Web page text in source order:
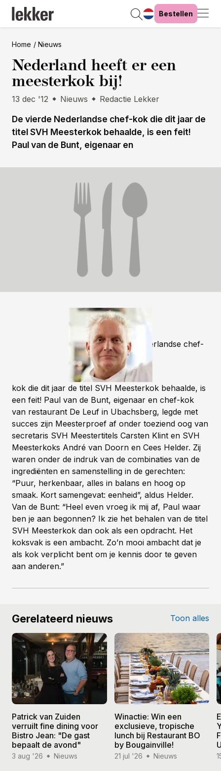
Bestellen
Home Nieuws
Nederland heeft er een
meesterkok bij!
13 dec '12 Nieuws Redactie Lekker
De vierde Nederlandse chef-kok die dit jaar de
titel SVH Meesterkok behaalde, is een feit!
Paul van de Bunt, eigenaar en
De vierde Nederlandse chef-
kok die dit jaar de titel SVH Meesterkok behaalde, is
een feit! Paul van de Bunt, eigenaar en chef-kok
van restaurant De Leuf in Ubachsberg, legde met
succes zijn Meesterproef af onder toeziend oog van
secretaris SVH Meestertitels Carsten Klint en SVH
Meesterkoks André van Doorn en Cees Helder. Zij
waren onder de indruk van de combinaties van de
ingrediënten en samenstelling in de gerechten:
“Puur, herkenbaar, alles in balans en hoog op
smaak. Kort samengevat: eenheid”, aldus Helder.
Van de Bunt: “Heel even vroeg ik mij af, Paul waar
ben je aan begonnen? Ik zie het behalen van de titel
SVH Meesterkok dan ook als een opdracht. Het
koksvak is een ambacht. Zo’n mooi ambacht dat je
als kok verplicht bent om je kennis door te geven
aan anderen.”
Gerelateerd nieuws Toon alles
Patrick van Zuiden
verruilt fine dining voor
Bistro Jean: "De gast
bepaalt de avond"
3 aug '26 Nieuws
Winactie: Win een
exclusieve, tropische
lunch bij Restaurant BO
by Bougainville!
21 jul '26 Nieuws